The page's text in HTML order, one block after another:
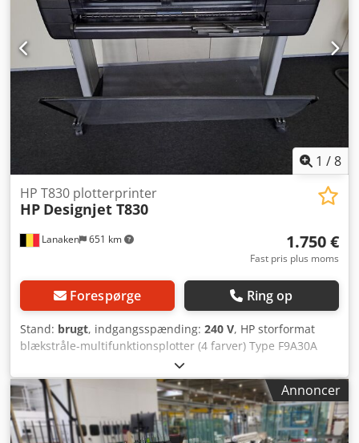
1 /8
Lanaken 651 km
HP T830 plotterprinter
HP Designjet T830
1.750 €
Fast pris plus moms
Forespørge Ring op
Stand: brugt, indgangsspænding: 240 V, HP storformat
blækstråle-multifunktionsplotter (4 farver) Type F9A30A
Print/scanning/kopiering Touchskærm Udskriftsformater:
A1, A2, A3, A4 Udskrivningshastighed A1: 25 sek./side eller
81 sider/time Dcodsyipt Dopfx Am Aek
Annoncer